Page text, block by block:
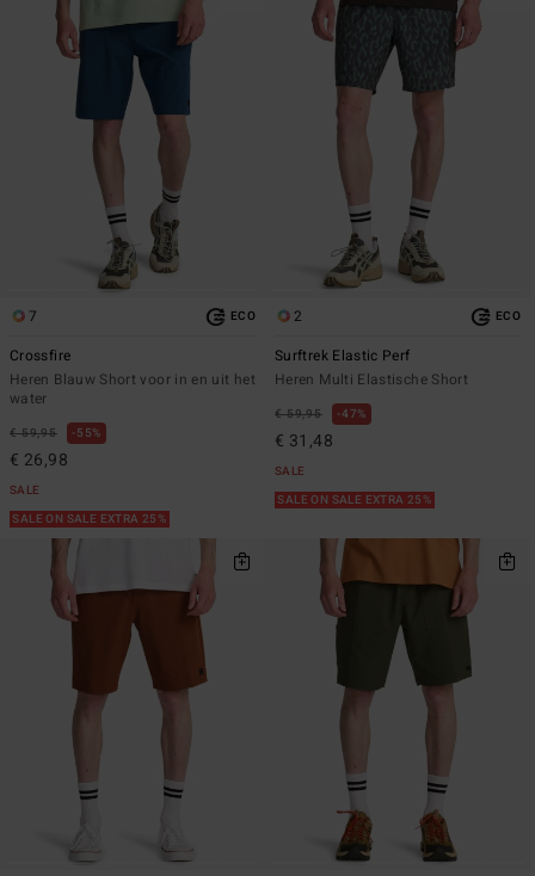
7 ECO
Crossfire
Heren Blauw Short voor in en uit het
water
€ 59,95 55%
€ 26,98
SALE
SALE ON SALE EXTRA 25%
2 ECO
Surftrek Elastic Perf
Heren Multi Elastische Short
€ 59,95 47%
€ 31,48
SALE
SALE ON SALE EXTRA 25%